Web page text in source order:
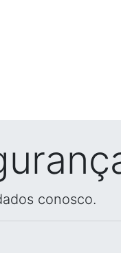
conosco.